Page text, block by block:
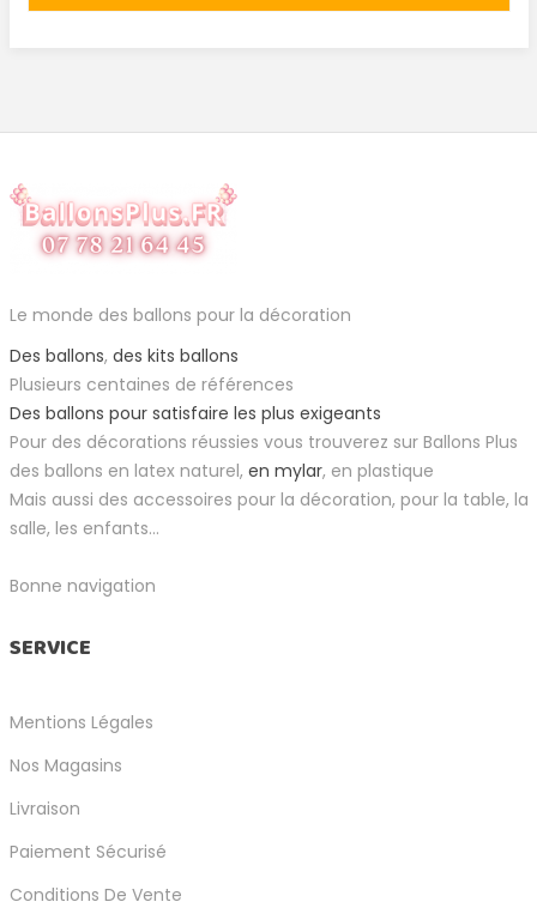
Le monde des ballons pour la décoration
Des ballons, des kits ballons
Plusieurs centaines de références
Des ballons pour satisfaire les plus exigeants
Pour des décorations réussies vous trouverez sur Ballons Plus
des ballons en latex naturel, en mylar, en plastique
Mais aussi des accessoires pour la décoration, pour la table, la
salle, les enfants...
Bonne navigation
SERVICE
Mentions Légales
Nos Magasins
Livraison
Paiement Sécurisé
Conditions De Vente